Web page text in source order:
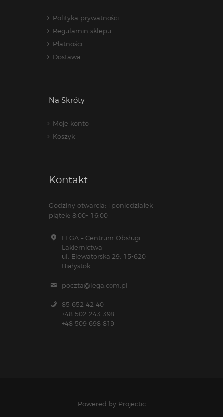
Polityka prywatności
Regulamin sklepu
Płatności
Dostawa
Na Skróty
Moje konto
Koszyk
Kontakt
Godziny otwarcia: | poniedziałek –
piątek: 8:00- 16:00
LEGA – Centrum Obsługi
Lakiernictwa
ul. Elewatorska 29, 15-620
Białystok
poczta@lega.com.pl
85 652 42 40
+48 502 243 398
+48 509 698 819
Powered by Projectic